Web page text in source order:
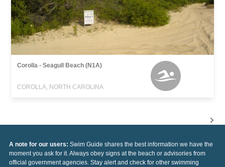
Corolla - Seagull Beach (N1A)
COROLLA, NORTH CAROLINA
A note for our users: Swim Guide shares the best information we have the
moment you ask for it. Always obey signs at the beach or advisories from
official government agencies. Stay alert and check for other swimming